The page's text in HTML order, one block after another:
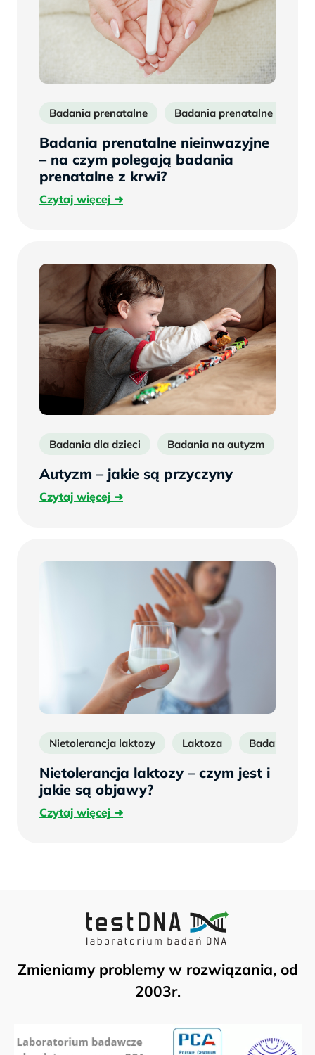
Badania prenatalne Badania prenatalne z krwi
Badania prenatalne nieinwazyjne
– na czym polegają badania
prenatalne z krwi?
Czytaj więcejCzytaj
Badania dla dzieci Badania na autyzm
Autyzm – jakie są przyczyny
Czytaj więcejCzytaj
Nietolerancja laktozy Laktoza Badanie na
Nietolerancja laktozy – czym jest i
jakie są objawy?
Czytaj więcejCzytaj
Zmieniamy problemy w rozwiązania, od
2003r.